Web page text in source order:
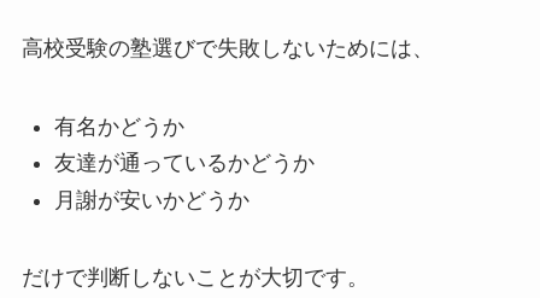
高校受験の塾選びで失敗しないためには、
有名かどうか
友達が通っているかどうか
月謝が安いかどうか
だけで判断しないことが大切です。